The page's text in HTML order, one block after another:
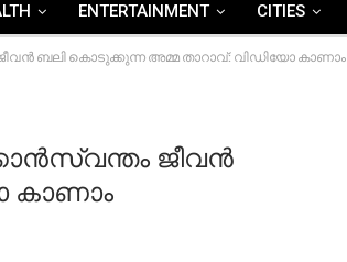
ENTERTAINMENT CITIES
ബലി കൊടുക്കുന്ന അമ്മ താറാവ്: വിഡിയോ കാണാം
ജീവന്‍
കാണാം